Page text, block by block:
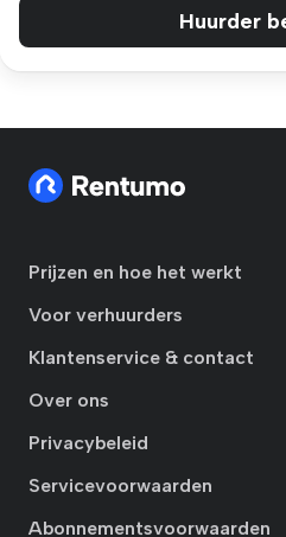
Huurder
Prijzen en hoe het werkt
Voor verhuurders
Klantenservice & contact
Over ons
Privacybeleid
Servicevoorwaarden
Abonnementsvoorwaarden